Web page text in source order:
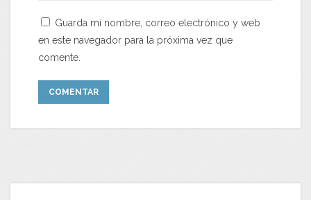
Guarda mi nombre, correo electrónico y web
en este navegador para la próxima vez que
comente.